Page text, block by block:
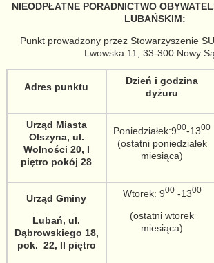
NIEODPŁATNE PORADNICTWO
LUBAŃSKIM:
Punkt prowadzony przez Stowarzyszenie
Lwowska 11, 33-300 Nowy
Adres punktu
Dzień i godzina
dyżuru
Urząd Miasta
Olszyna, ul.
Wolności 20, I
piętro pokój 28
Poniedziałek:900-1300
(ostatni poniedziałek
miesiąca)
Urząd Gminy
Lubań, ul.
Dąbrowskiego 18,
pok. 22, II piętro
Wtorek: 900-1300
(ostatni wtorek
miesiąca)